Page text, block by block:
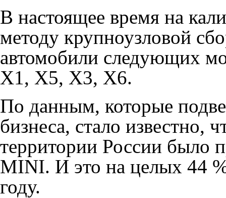
В настоящее время на
методу крупноузловой
автомобили следующих
X1, X5, X3, X6.
По данным, которые
бизнеса, стало известно,
территории России было
MINI. И это на целых 44
году.